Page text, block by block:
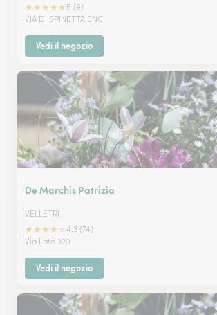
★★★★★ 5 (9)
VIA DI SPINETTA SNC
Vedi il negozio
De Marchis Patrizia
VELLETRI
★★★★
4.3 (74)
Via Lata 329
Vedi il negozio